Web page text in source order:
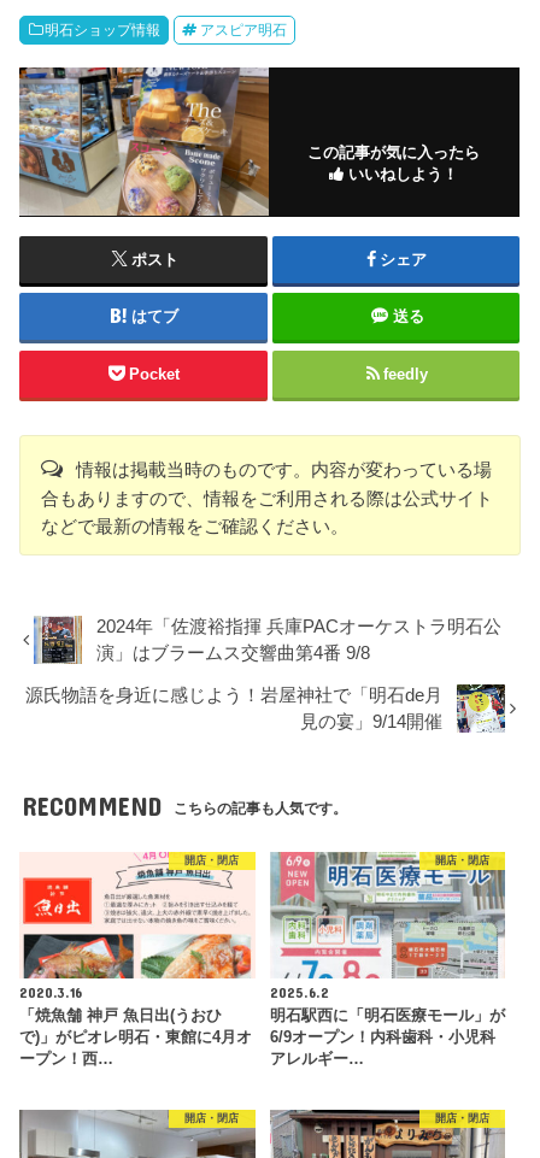
明石ショップ情報 アスピア明石
この記事が気に入ったら
いいねしよう！
ポスト シェア
はてブ 送る
Pocket feedly
情報は掲載当時のものです。内容が変わっている場
合もありますので、情報をご利用される際は公式サイト
などで最新の情報をご確認ください。
2024年「佐渡裕指揮 兵庫PACオーケストラ明石公
演」はブラームス交響曲第4番 9/8
源氏物語を身近に感じよう！岩屋神社で「明石de月
見の宴」9/14開催
RECOMMEND こちらの記事も人気です。
開店・閉店
2020.3.16
「焼魚舗 神戸 魚日出(うおひ
で)」がピオレ明石・東館に4月オ
ープン！西…
開店・閉店
2025.6.2
明石駅西に「明石医療モール」が
6/9オープン！内科歯科・小児科
アレルギー…
開店・閉店 開店・閉店